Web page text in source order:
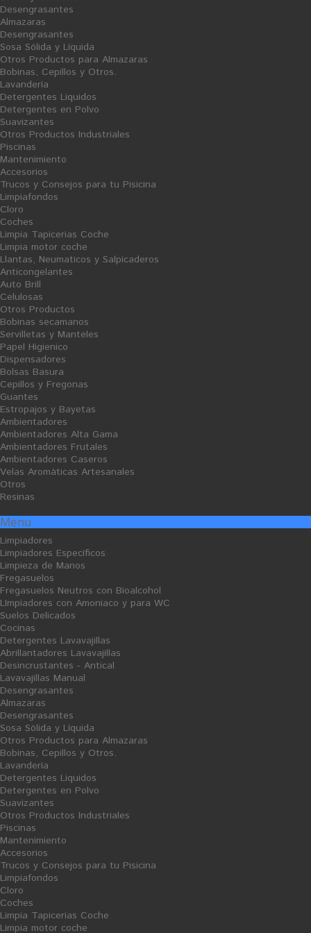
Desengrasantes
Almazaras
Desengrasantes
Sosa Sólida y Líquida
Otros Productos para Almazaras
Bobinas, Cepillos y Otros.
Lavandería
Detergentes Liquidos
Detergentes en Polvo
Suavizantes
Otros Productos Industriales
Piscinas
Mantenimiento
Accesorios
Trucos y Consejos para tu Pisicina
Limpiafondos
Cloro
Coches
Limpia Tapicerias Coche
Limpia motor coche
Llantas, Neumaticos y Salpicaderos
Anticongelantes
Auto Brill
Celulosas
Otros Productos
Bobinas secamanos
Servilletas y Manteles
Papel Higienico
Dispensadores
Bolsas Basura
Cepillos y Fregonas
Guantes
Estropajos y Bayetas
Ambientadores
Ambientadores Alta Gama
Ambientadores Frutales
Ambientadores Caseros
Velas Aromáticas Artesanales
Otros
Resinas
Menu
Limpiadores
Limpiadores Específicos
Limpieza de Manos
Fregasuelos
Fregasuelos Neutros con Bioalcohol
LImpiadores con Amoniaco y para WC
Suelos Delicados
Cocinas
Detergentes Lavavajillas
Abrillantadores Lavavajillas
Desincrustantes - Antical
Lavavajillas Manual
Desengrasantes
Almazaras
Desengrasantes
Sosa Sólida y Líquida
Otros Productos para Almazaras
Bobinas, Cepillos y Otros.
Lavandería
Detergentes Liquidos
Detergentes en Polvo
Suavizantes
Otros Productos Industriales
Piscinas
Mantenimiento
Accesorios
Trucos y Consejos para tu Pisicina
Limpiafondos
Cloro
Coches
Limpia Tapicerias Coche
Limpia motor coche
Detergente 10Kg Polvo
Lavadora
Ficha Producto
20,51 €
Amoniaco Perfumado
1,19 €
F
R
Sanitarios WC Gel
Ficha Producto
11,34 €
Showing 1 - 5 of 5 items
Financiado por la Unión Europea-Next Generation EU